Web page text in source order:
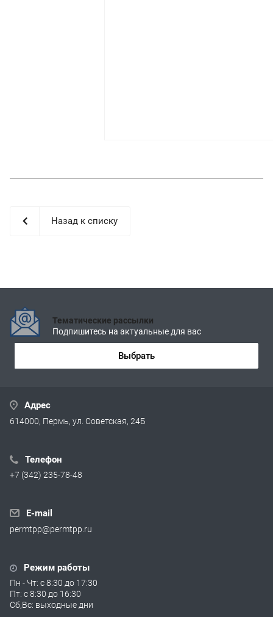
Назад к списку
Тематические рассылки
Подпишитесь на актуальные для вас
Выбрать
Адрес
614000, Пермь, ул. Советская, 24Б
Телефон
+7 (342) 235-78-48
E-mail
permtpp@permtpp.ru
Режим работы
Пн - Чт: с 8:30 до 17:30
Пт: с 8:30 до 16:30
Сб,Вс: выходные дни